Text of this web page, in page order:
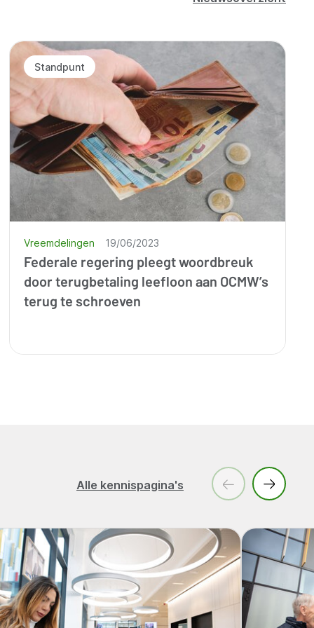
Standpunt
Federale regering pleegt woordbreuk
door terugbetaling leefloon aan OCMW’s
terug te schroeven
Vreemdelingen 19/06/2023
Alle kennispagina's